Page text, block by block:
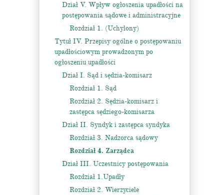
Dział V. Wpływ ogłoszenia upadłości na
postępowania sądowe i administracyjne
Rozdział 1. (Uchylony)
Tytuł IV. Przepisy ogólne o postępowaniu
upadłościowym prowadzonym po
ogłoszeniu upadłości
Dział I. Sąd i sędzia-komisarz
Rozdział 1. Sąd
Rozdział 2. Sędzia-komisarz i
zastępca sędziego-komisarza
Dział II. Syndyk i zastępca syndyka
Rozdział 3. Nadzorca sądowy
Rozdział 4. Zarządca
Dział III. Uczestnicy postępowania
Rozdział 1.Upadły
Rozdział 2. Wierzyciele